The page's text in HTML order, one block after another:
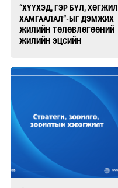
“ХҮҮХЭД, ГЭР БҮЛ, ХӨГЖИЛ
ХАМГААЛАЛ”-ЫГ ДЭМЖИХ
ЖИЛИЙН ТӨЛӨВЛӨГӨӨНИЙ
ЖИЛИЙН ЭЦСИЙН
ХИЙСЭН АЖЛЫН ТАЙЛАН